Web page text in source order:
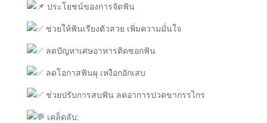
ประโยชน์ของการจัดฟัน
ช่วยให้ฟันเรียงตัวสวย เพิ่มความมั่นใจ
ลดปัญหาเศษอาหารติดซอกฟัน
ลดโอกาสฟันผุ เหงือกอักเสบ
ช่วยปรับการสบฟัน ลดอาการปวดขากรรไกร
เคล็ดลับ: